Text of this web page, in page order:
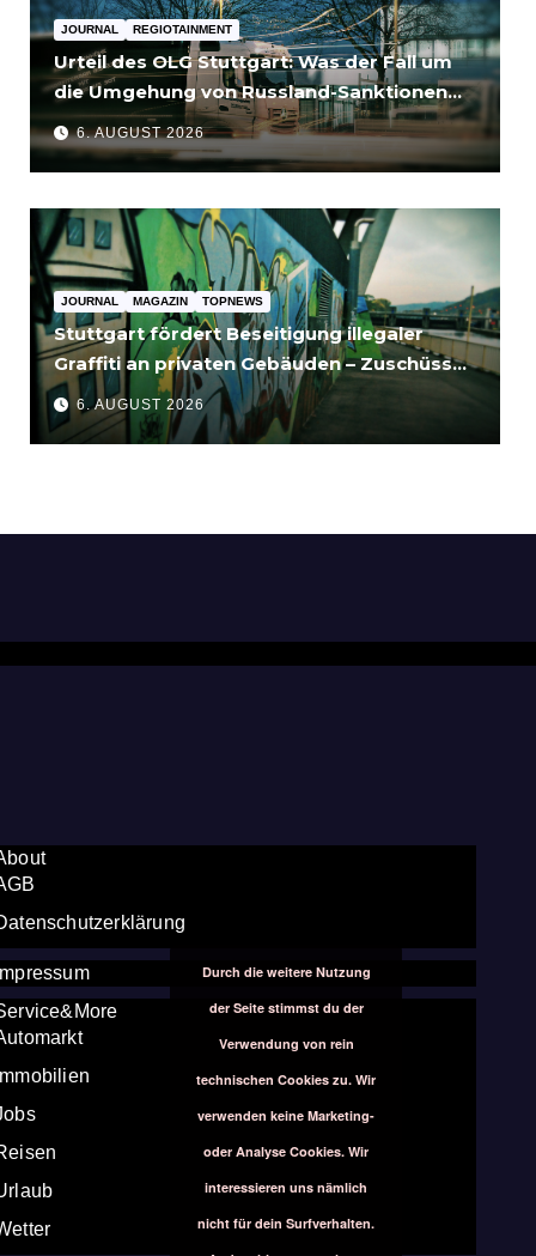
JOURNAL REGIOTAINMENT
Urteil des OLG Stuttgart: Was der Fall um
die Umgehung von Russland-Sanktionen
für Unternehmen bedeutet
6. AUGUST 2026
JOURNAL MAGAZIN TOPNEWS
Stuttgart fördert Beseitigung illegaler
Graffiti an privaten Gebäuden – Zuschüsse
bis 3.500 Euro
6. AUGUST 2026
Durch die weitere Nutzung
der Seite stimmst du der
Verwendung von rein
technischen Cookies zu. Wir
verwenden keine Marketing-
oder Analyse Cookies. Wir
interessieren uns nämlich
nicht für dein Surfverhalten.